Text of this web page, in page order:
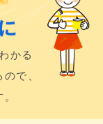
かる
で、